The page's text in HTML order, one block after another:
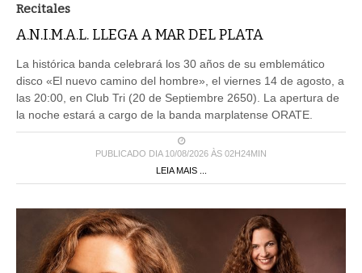
Recitales
A.N.I.M.A.L. LLEGA A MAR DEL PLATA
La histórica banda celebrará los 30 años de su emblemático
disco «El nuevo camino del hombre», el viernes 14 de agosto, a
las 20:00, en Club Tri (20 de Septiembre 2650). La apertura de
la noche estará a cargo de la banda marplatense ORATE.
PUBLICADO DIA 10/08/2026 ÀS 02H24MIN
LEIA MAIS ...